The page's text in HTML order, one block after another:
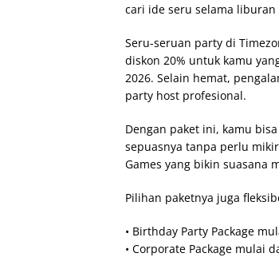
cari ide seru selama liburan
Seru-seruan party di
diskon 20% untuk kamu
2026. Selain hemat,
party host profesional.
Dengan paket ini, kamu
sepuasnya tanpa perlu
Games yang bikin suasana
Pilihan paketnya juga
• Birthday Party Package
• Corporate Package mulai